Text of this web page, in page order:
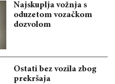
Najskuplja vožnja s
oduzetom vozačkom
dozvolom
Ostati bez vozila zbog
prekršaja